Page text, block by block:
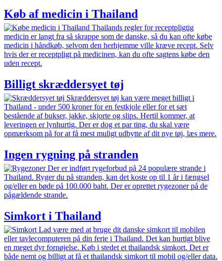
Køb af medicin i Thailand
Thailands regler for receptpligtig
medicin er langt fra så skrappe som de danske, så du kan ofte købe
medicin i håndkøb, selvom den herhjemme ville kræve recept. Selv
hvis der er receptpligt på medicinen, kan du ofte sagtens købe den
uden recept.
Billigt skræddersyet tøj
Skræddersyet tøj kan være meget billigt i
Thailand - under 500 kroner for en festkjole eller for et sæt
bestående af bukser, jakke, skjorte og slips. Hertil kommer, at
leveringen er lynhurtig. Der er dog et par ting, du skal være
opmærksom på for at få mest muligt udbytte af dit nye tøj, læs mere.
Ingen rygning på stranden
Der er indført rygeforbud på 24 populære strande i
Thailand. Ryger du på stranden, kan det koste op til 1 år i fængsel
og/eller en bøde på 100.000 baht. Der er oprettet rygezoner på de
pågældende strande.
Simkort i Thailand
Lad være med at bruge dit danske simkort til mobilen
eller tavlecomputeren på din ferie i Thailand. Det kan hurtigt blive
en meget dyr fornøjelse. Køb i stedet et thailandsk simkort. Det er
både nemt og billigt at få et thailandsk simkort til mobil og/eller data.